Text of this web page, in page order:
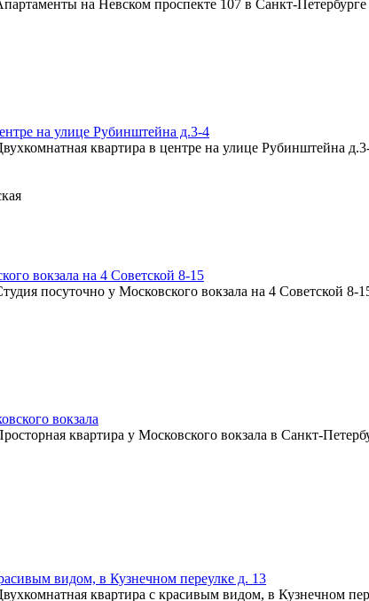
на улице Рубинштейна д.3-4
вокзала на 4 Советской 8-15
вокзала
видом, в Кузнечном переулке д. 13